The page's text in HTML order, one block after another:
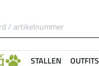
STALLEN OUTFITS